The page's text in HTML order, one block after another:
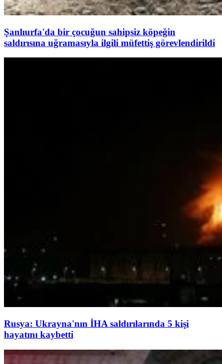
Şanlıurfa'da bir çocuğun sahipsiz köpeğin
saldırısına uğramasıyla ilgili müfettiş görevlendirildi
Rusya: Ukrayna'nın İHA saldırılarında 5 kişi
hayatını kaybetti